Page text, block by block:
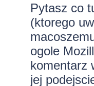
Pytasz co
(ktorego
ogole
komentarz
jej